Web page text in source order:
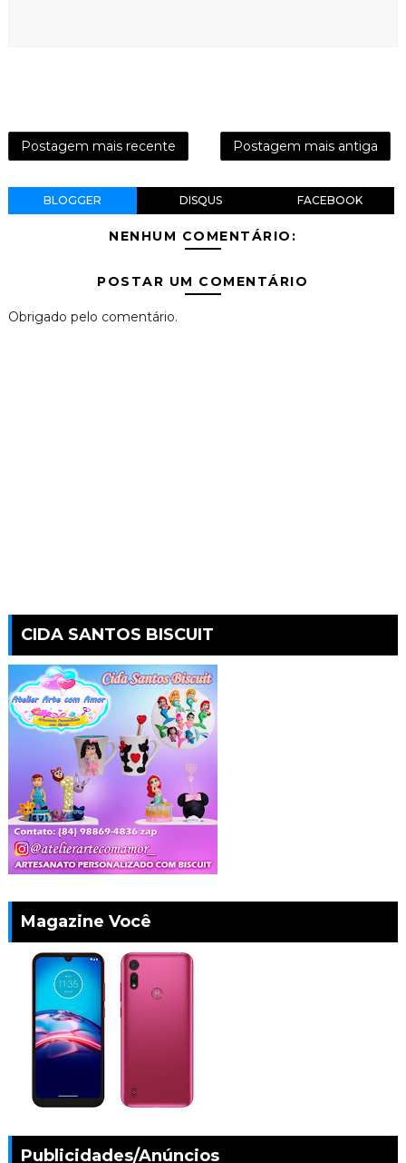
Postagem mais recente Postagem mais antiga
BLOGGER DISQUS FACEBOOK
NENHUM COMENTÁRIO:
POSTAR UM COMENTÁRIO
Obrigado pelo comentário.
CIDA SANTOS BISCUIT
Magazine Você
Publicidades/Anúncios